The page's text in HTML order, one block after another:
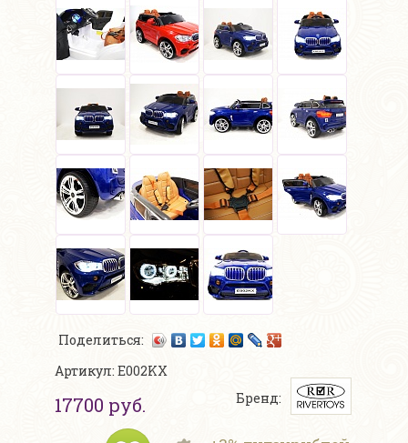
Поделиться:
Артикул: E002KX
17700 руб. Бренд: